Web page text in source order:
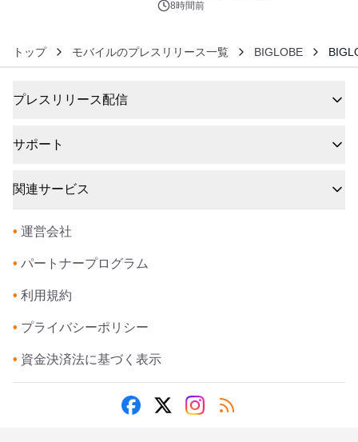
ジ新登場
8時間前
トップ モバイルのプレスリリース一覧 BIGLOBE
プレスリリース配信
サポート
関連サービス
• 運営会社
• パートナープログラム
• 利用規約
• プライバシーポリシー
• 資金決済法に基づく表示